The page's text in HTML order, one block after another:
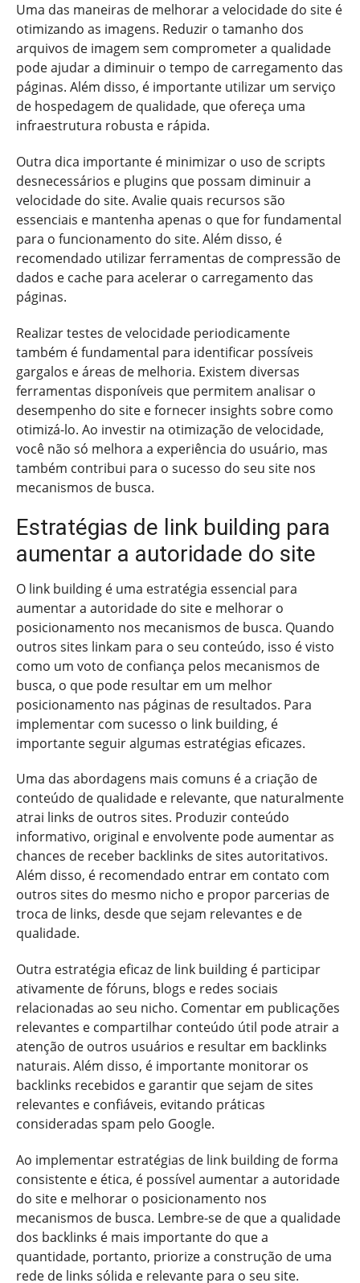
Uma das maneiras de melhorar a velocidade do site é
otimizando as imagens. Reduzir o tamanho dos
arquivos de imagem sem comprometer a qualidade
pode ajudar a diminuir o tempo de carregamento das
páginas. Além disso, é importante utilizar um serviço
de hospedagem de qualidade, que ofereça uma
infraestrutura robusta e rápida.
Outra dica importante é minimizar o uso de scripts
desnecessários e plugins que possam diminuir a
velocidade do site. Avalie quais recursos são
essenciais e mantenha apenas o que for fundamental
para o funcionamento do site. Além disso, é
recomendado utilizar ferramentas de compressão de
dados e cache para acelerar o carregamento das
páginas.
Realizar testes de velocidade periodicamente
também é fundamental para identificar possíveis
gargalos e áreas de melhoria. Existem diversas
ferramentas disponíveis que permitem analisar o
desempenho do site e fornecer insights sobre como
otimizá-lo. Ao investir na otimização de velocidade,
você não só melhora a experiência do usuário, mas
também contribui para o sucesso do seu site nos
mecanismos de busca.
Estratégias de link building para
aumentar a autoridade do site
O link building é uma estratégia essencial para
aumentar a autoridade do site e melhorar o
posicionamento nos mecanismos de busca. Quando
outros sites linkam para o seu conteúdo, isso é visto
como um voto de confiança pelos mecanismos de
busca, o que pode resultar em um melhor
posicionamento nas páginas de resultados. Para
implementar com sucesso o link building, é
importante seguir algumas estratégias eficazes.
Uma das abordagens mais comuns é a criação de
conteúdo de qualidade e relevante, que naturalmente
atrai links de outros sites. Produzir conteúdo
informativo, original e envolvente pode aumentar as
chances de receber backlinks de sites autoritativos.
Além disso, é recomendado entrar em contato com
outros sites do mesmo nicho e propor parcerias de
troca de links, desde que sejam relevantes e de
qualidade.
Outra estratégia eficaz de link building é participar
ativamente de fóruns, blogs e redes sociais
relacionadas ao seu nicho. Comentar em publicações
relevantes e compartilhar conteúdo útil pode atrair a
atenção de outros usuários e resultar em backlinks
naturais. Além disso, é importante monitorar os
backlinks recebidos e garantir que sejam de sites
relevantes e confiáveis, evitando práticas
consideradas spam pelo Google.
Ao implementar estratégias de link building de forma
consistente e ética, é possível aumentar a autoridade
do site e melhorar o posicionamento nos
mecanismos de busca. Lembre-se de que a qualidade
dos backlinks é mais importante do que a
quantidade, portanto, priorize a construção de uma
rede de links sólida e relevante para o seu site.